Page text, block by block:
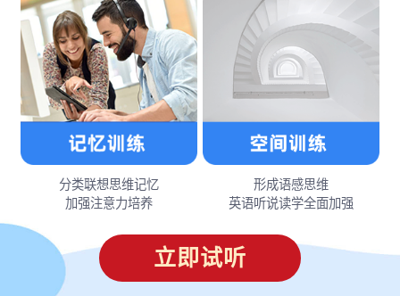
分类联想思维记忆
加强注意力培养
形成语感思维
英语听说读学全面加强
立即试听